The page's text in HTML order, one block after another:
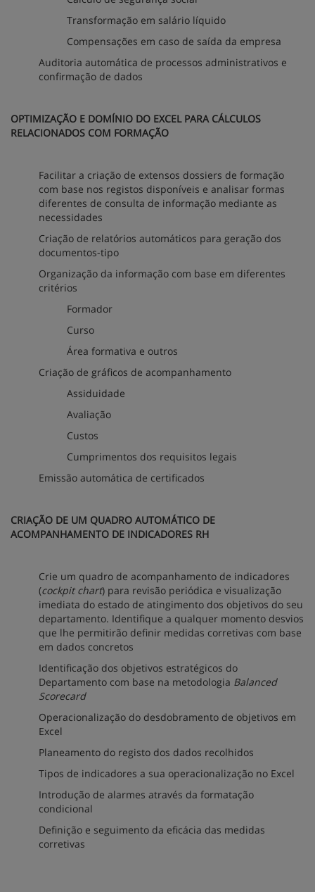
Transformação em salário líquido
Compensações em caso de saída da empresa
Auditoria automática de processos administrativos e
confirmação de dados
OPTIMIZAÇÃO E DOMÍNIO DO EXCEL PARA CÁLCULOS
RELACIONADOS COM FORMAÇÃO
Facilitar a criação de extensos dossiers de formação
com base nos registos disponíveis e analisar formas
diferentes de consulta de informação mediante as
necessidades
Criação de relatórios automáticos para geração dos
documentos-tipo
Organização da informação com base em diferentes
critérios
Formador
Curso
Área formativa e outros
Criação de gráficos de acompanhamento
Assiduidade
Avaliação
Custos
Cumprimentos dos requisitos legais
Emissão automática de certificados
CRIAÇÃO DE UM QUADRO AUTOMÁTICO DE
ACOMPANHAMENTO DE INDICADORES RH
Crie um quadro de acompanhamento de indicadores
(cockpit chart) para revisão periódica e visualização
imediata do estado de atingimento dos objetivos do seu
departamento. Identifique a qualquer momento desvios
que lhe permitirão definir medidas corretivas com base
em dados concretos
Identificação dos objetivos estratégicos do
Departamento com base na metodologia Balanced
Scorecard
Operacionalização do desdobramento de objetivos em
Excel
Planeamento do registo dos dados recolhidos
Tipos de indicadores a sua operacionalização no Excel
Introdução de alarmes através da formatação
condicional
Definição e seguimento da eficácia das medidas
corretivas